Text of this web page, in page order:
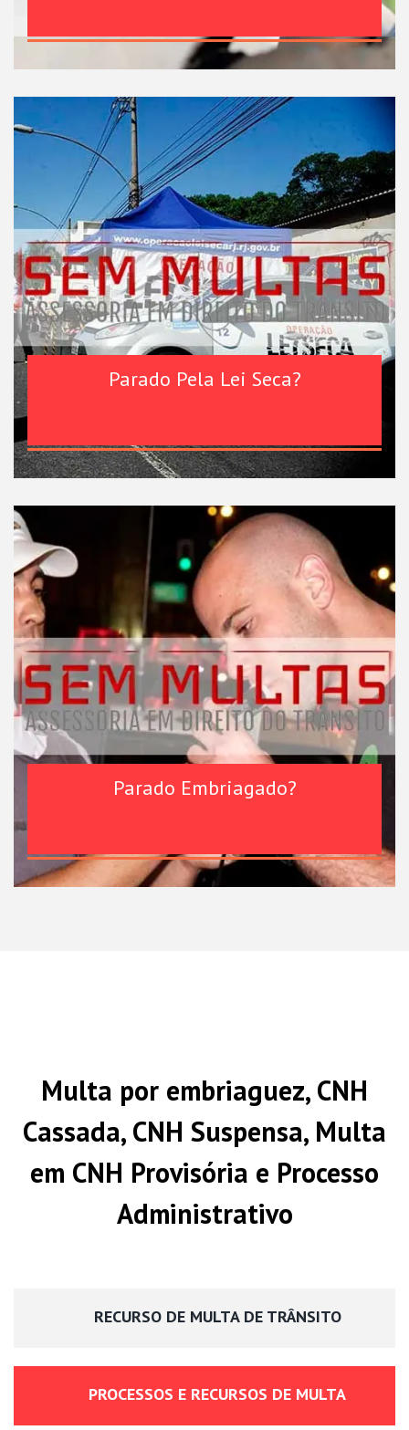
Parado Pela Lei Seca?
Parado Embriagado?
Multa por embriaguez, CNH
Cassada, CNH Suspensa, Multa
em CNH Provisória e Processo
Administrativo
RECURSO DE MULTA DE TRÂNSITO
PROCESSOS E RECURSOS DE MULTA